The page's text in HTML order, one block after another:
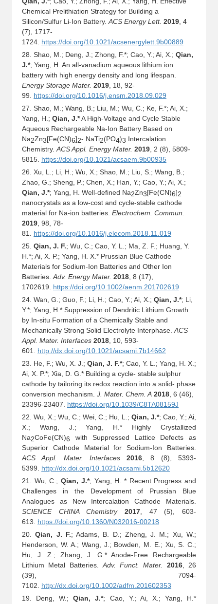
Chemical Prelithiation Strategy for Building a
Silicon/Sulfur Li-Ion Battery.ACS Energy Lett. 2019, 4
(7), 1717-
1724. https://doi.org/10.1021/acsenergylett.9b00889
28. Shao, M.; Deng, J.; Zhong, F.*; Cao, Y.; Ai, X.; Qian,
J.*; Yang, H. An all-vanadium aqueous lithium ion
battery with high energy density and long lifespan.
Energy Storage Mater. 2019, 18, 92-
99. https://doi.org/10.1016/j.ensm.2018.09.029
27. Shao, M.; Wang, B.; Liu, M.; Wu, C.; Ke, F.*; Ai, X.;
Yang, H.; Qian, J.*A High-Voltage and Cycle Stable
Aqueous Rechargeable Na-Ion Battery Based on
Na2Zn3[Fe(CN)6]2- NaTi2(PO4)3 Intercalation
Chemistry.ACS Appl. Energy Mater. 2019, 2 (8), 5809-
5815. https://doi.org/10.1021/acsaem.9b00935
26. Xu, L.; Li, H.; Wu, X.; Shao, M.; Liu, S.; Wang, B.;
Zhao, G.; Sheng, P.; Chen, X.; Han, Y.; Cao, Y.; Ai, X.;
Qian, J.*; Yang, H. Well-defined Na2Zn3[Fe(CN)6]2
nanocrystals as a low-cost and cycle-stable cathode
material for Na-ion batteries. Electrochem. Commun.
2019, 98, 78-
81. https://doi.org/10.1016/j.elecom.2018.11.019
25. Qian, J. F.; Wu, C.; Cao, Y. L.; Ma, Z. F.; Huang, Y.
H.*; Ai, X. P.; Yang, H. X.* Prussian Blue Cathode
Materials for Sodium-Ion Batteries and Other Ion
Batteries.Adv. Energy Mater. 2018, 8 (17),
1702619. https://doi.org/10.1002/aenm.201702619
24. Wan, G.; Guo, F.; Li, H.; Cao, Y.; Ai, X.; Qian, J.*; Li,
Y.*; Yang, H.* Suppression of Dendritic Lithium Growth
by In-situ Formation of a Chemically Stable and
Mechanically Strong Solid Electrolyte Interphase.ACS
Appl. Mater. Interfaces 2018, 10, 593-
601. http://dx.doi.org/10.1021/acsami.7b14662
23. He, F.; Wu, X. J.; Qian, J. F.*; Cao, Y. L.; Yang, H. X.;
Ai, X. P.*; Xia, D. G.* Building a cycle- stable sulphur
cathode by tailoring its redox reaction into a solid- phase
conversion mechanism. J. Mater. Chem. A 2018, 6 (46),
23396-23407. https://doi.org/10.1039/C8TA08159J
22. Wu, X.; Wu, C.; Wei, C.; Hu, L.; Qian, J.*; Cao, Y.; Ai,
X.; Wang, J.; Yang, H.* Highly Crystallized
Na2CoFe(CN)6 with Suppressed Lattice Defects as
Superior Cathode Material for Sodium-Ion Batteries.
ACS Appl. Mater. Interfaces
2016, 8 (8), 5393-
5399. http://dx.doi.org/10.1021/acsami.5b12620
21. Wu, C.;Qian, J.*; Yang, H. * Recent Progress and
Challenges in the Development of Prussian Blue
Analogues as New Intercalation Cathode Materials.
SCIENCE CHINA Chemistry
2017, 47 (5), 603-
613. https://doi.org/10.1360/N032016-00218
20. Qian, J. F.; Adams, B. D.; Zheng, J. M.; Xu, W.;
Henderson, W. A.; Wang, J.; Bowden, M. E.; Xu, S. C.;
Hu, J. Z.; Zhang, J. G.*Anode-Free Rechargeable
Lithium Metal Batteries.Adv. Funct. Mater. 2016, 26
(39), 7094-
7102. http://dx.doi.org/10.1002/adfm.201602353
19. Deng, W.;Qian, J.*; Cao, Y.; Ai, X.; Yang, H.*